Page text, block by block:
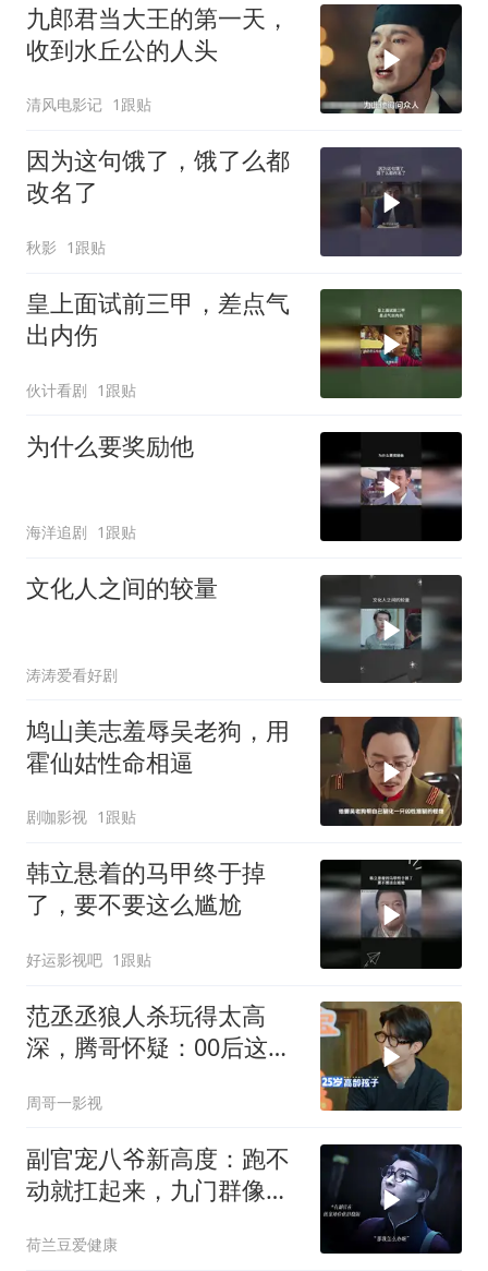
九郎君当大王的第一天，
收到水丘公的人头
清风电影记 1跟贴
因为这句饿了，饿了么都
改名了
秋影 1跟贴
皇上面试前三甲，差点气
出内伤
伙计看剧 1跟贴
为什么要奖励他
海洋追剧 1跟贴
文化人之间的较量
涛涛爱看好剧
鸠山美志羞辱吴老狗，用
霍仙姑性命相逼
剧咖影视 1跟贴
韩立悬着的马甲终于掉
了，要不要这么尴尬
好运影视吧 1跟贴
范丞丞狼人杀玩得太高
深，腾哥怀疑：00后这么
周哥一影视
副官宠八爷新高度：跑不
动就扛起来，九门群像燃
荷兰豆爱健康